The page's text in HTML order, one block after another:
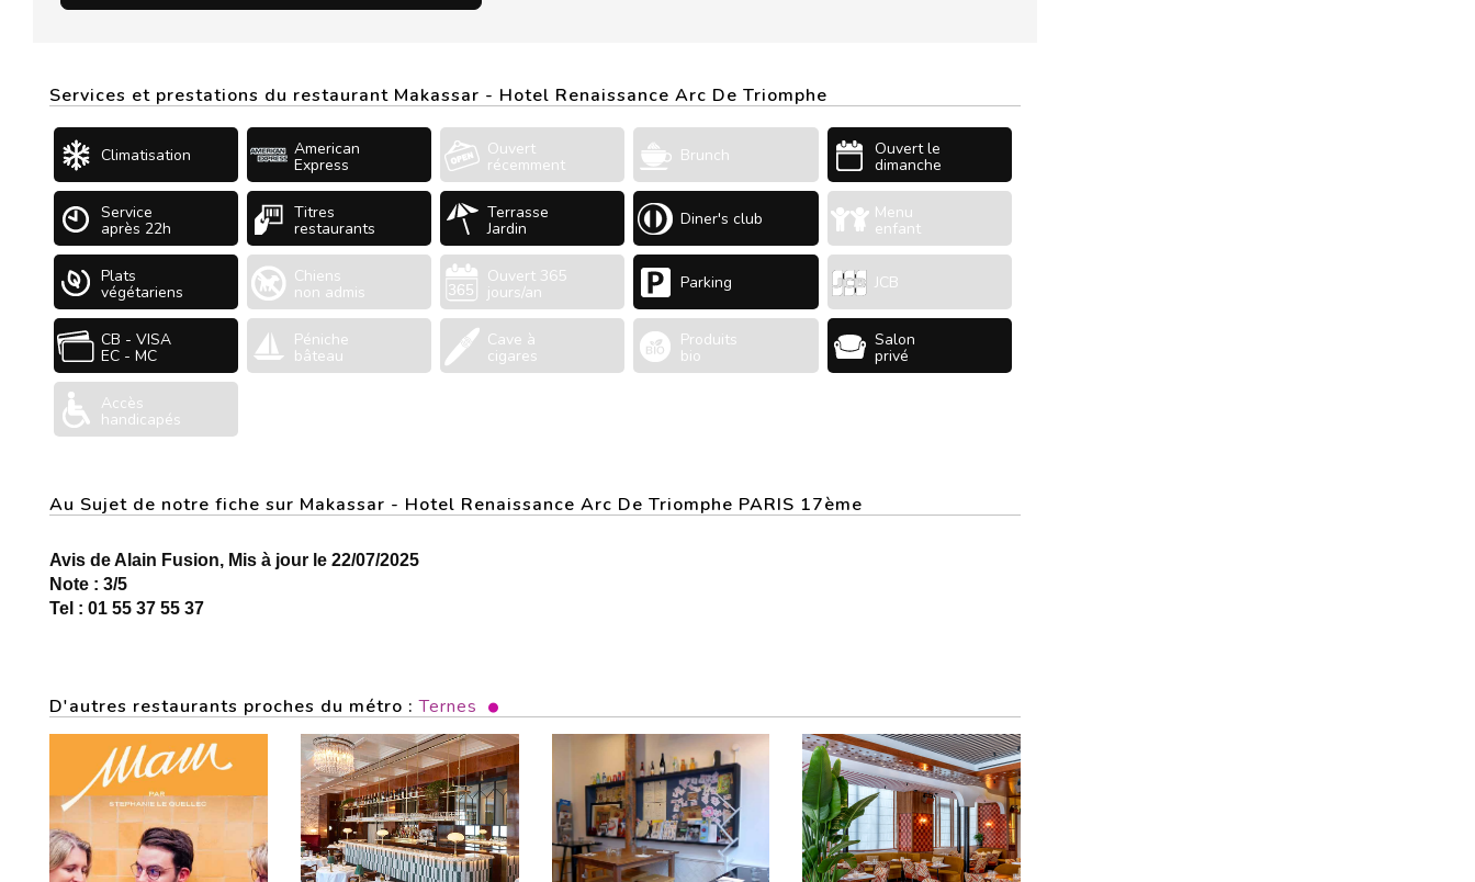
Services et prestations du restaurant Makassar - Hotel Renaissance Arc De Triomphe
Climatisation American
Express
Ouvert
récemment Brunch Ouvert le
dimanche
Service
après 22h
Titres
restaurants
Terrasse
Jardin Diner's club Menu
enfant
Plats
végétariens
Chiens
non admis
Ouvert 365
jours/an Parking JCB
CB - VISA
EC - MC
Péniche
bâteau
Cave à
cigares
Produits
bio
Salon
privé
Accès
handicapés
Au Sujet de notre fiche sur Makassar - Hotel Renaissance Arc De Triomphe PARIS 17ème
Avis de Alain Fusion, Mis à jour le 22/07/2025
Note : 3/5
Tel : 01 55 37 55 37
D'autres restaurants proches du métro :Ternes